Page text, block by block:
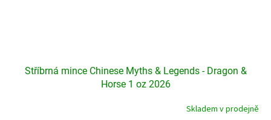
Stříbrná mince Chinese Myths & Legends - Dragon &
Horse 1 oz 2026
Skladem v prodejně